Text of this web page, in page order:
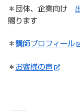
＊団体、企業向け
賜ります
＊ 講師プロフィール
＊ お客様の声